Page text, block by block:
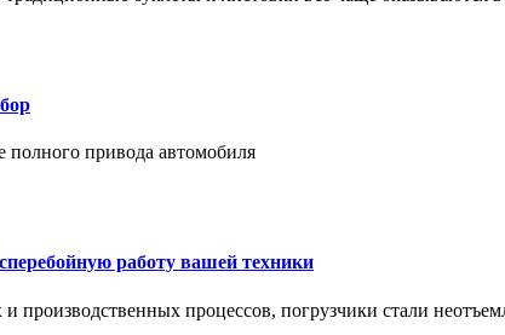
полного привода автомобиля
работу вашей техники
производственных процессов, погрузчики стали